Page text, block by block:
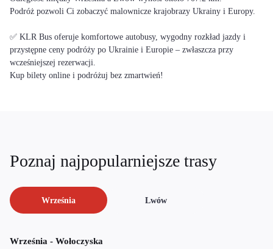
Podróż pozwoli Ci zobaczyć malownicze krajobrazy Ukrainy i Europy.
✅ KLR Bus oferuje komfortowe autobusy, wygodny rozkład jazdy i
przystępne ceny podróży po Ukrainie i Europie – zwłaszcza przy
wcześniejszej rezerwacji.
Kup bilety online i podróżuj bez zmartwień!
Poznaj najpopularniejsze trasy
Września Lwów
Września - Wołoczyska